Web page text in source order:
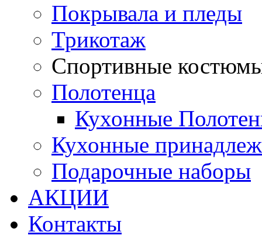
Покрывала и пледы
Трикотаж
Спортивные
Полотенца
Кухонные
Кухонные
Подарочные наборы
АКЦИИ
Контакты